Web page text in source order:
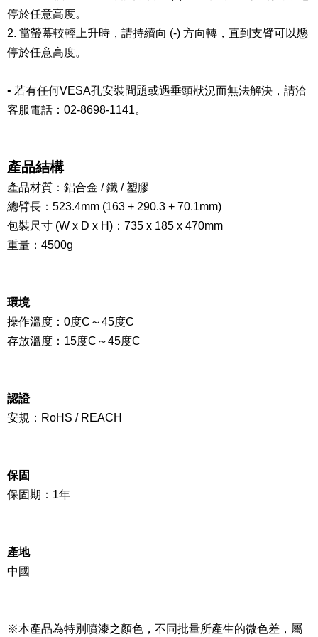
停於任意高度。
2. 當螢幕較輕上升時，請持續向 (-) 方向轉，直到支臂可以懸
停於任意高度。
• 若有任何VESA孔安裝問題或遇垂頭狀況而無法解決 ，請洽
客服電話：02-8698-1141。
產品結構
產品材質：鋁合金 / 鐵 / 塑膠
總臂長：523.4mm (163 + 290.3 + 70.1mm)
包裝尺寸 (W x D x H)：735 x 185 x 470mm
重量：4500g
環境
操作溫度： 0度C ～45度C
存放溫度：15度C ～45度C
認證
安規：RoHS / REACH
保固
保固期：1年
產地
中國
※本產品為特別噴漆之顏色，不同批量所產生的微色差，屬